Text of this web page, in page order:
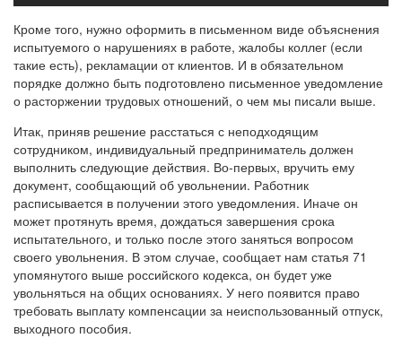
Кроме того, нужно оформить в письменном виде объяснения
испытуемого о нарушениях в работе, жалобы коллег (если
такие есть), рекламации от клиентов. И в обязательном
порядке должно быть подготовлено письменное уведомление
о расторжении трудовых отношений, о чем мы писали выше.
Итак, приняв решение расстаться с неподходящим
сотрудником, индивидуальный предприниматель должен
выполнить следующие действия. Во-первых, вручить ему
документ, сообщающий об увольнении. Работник
расписывается в получении этого уведомления. Иначе он
может протянуть время, дождаться завершения срока
испытательного, и только после этого заняться вопросом
своего увольнения. В этом случае, сообщает нам статья 71
упомянутого выше российского кодекса, он будет уже
увольняться на общих основаниях. У него появится право
требовать выплату компенсации за неиспользованный отпуск,
выходного пособия.